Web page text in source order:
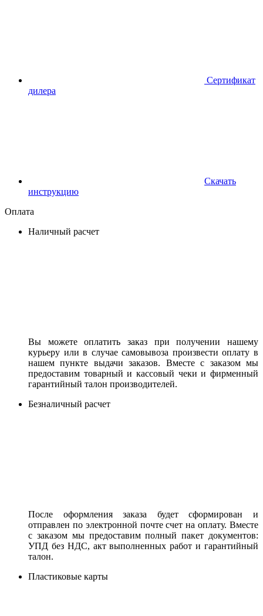
Сертификат
дилера
Скачать
инструкцию
Оплата
Наличный расчет
Вы можете оплатить заказ при получении нашему
курьеру или в случае самовывоза произвести оплату в
нашем пункте выдачи заказов. Вместе с заказом мы
предоставим товарный и кассовый чеки и фирменный
гарантийный талон производителей.
Безналичный расчет
После оформления заказа будет сформирован и
отправлен по электронной почте счет на оплату. Вместе
с заказом мы предоставим полный пакет документов:
УПД без НДС, акт выполненных работ и гарантийный
талон.
Пластиковые карты